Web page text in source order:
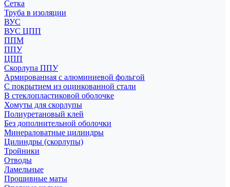
Сетка
Труба в изоляции
ВУС
ВУС ЦПП
ППМ
ППУ
ЦПП
Скорлупа ППУ
Армированная с алюминиевой фольгой
С покрытием из оцинкованной стали
В стеклопластиковой оболочке
Хомуты для скорлупы
Полиуретановый клей
Без дополнительной оболочки
Минераловатные цилиндры
Цилиндры (скорлупы)
Тройники
Отводы
Ламельные
Прошивные маты